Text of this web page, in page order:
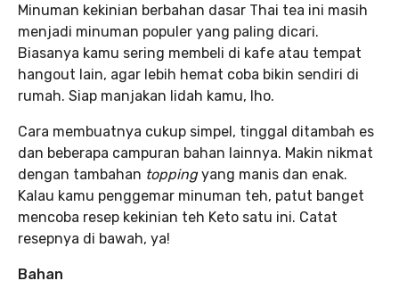
Minuman kekinian berbahan dasar Thai tea ini masih
menjadi minuman populer yang paling dicari.
Biasanya kamu sering membeli di kafe atau tempat
hangout lain, agar lebih hemat coba bikin sendiri di
rumah. Siap manjakan lidah kamu, lho.
Cara membuatnya cukup simpel, tinggal ditambah es
dan beberapa campuran bahan lainnya. Makin nikmat
dengan tambahan toppingyang manis dan enak.
Kalau kamu penggemar minuman teh, patut banget
mencoba resep kekinian teh Keto satu ini. Catat
resepnya di bawah, ya!
Bahan